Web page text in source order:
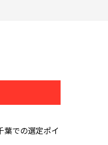
葉での選定ポイ